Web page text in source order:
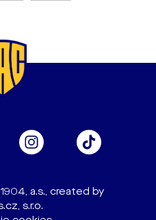
a.s., created by
s.r.o.